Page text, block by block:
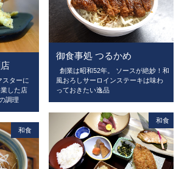
御食事処 つるかめ
創業は昭和52年。 ソースが絶妙！和
風おろしサーロインステーキは味わ
っておきたい逸品
スターに
した店
調理
和食
和食